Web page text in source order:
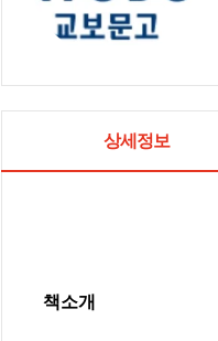
상세정보
책소개